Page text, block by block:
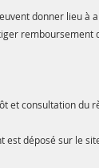
donner lieu à
remboursement
et consultation du
est déposé sur le